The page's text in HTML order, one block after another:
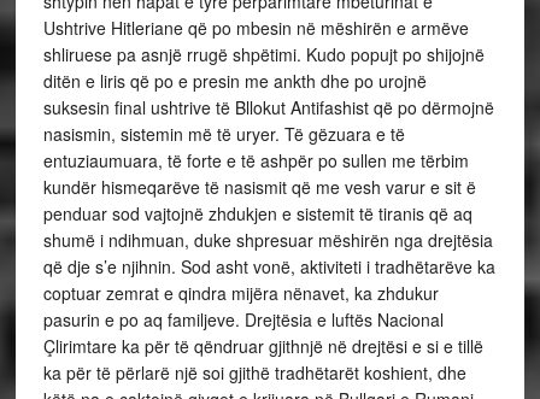
Ushtrive Hitleriane që po mbesin në mëshirën e armëve
shliruese pa asnjë rrugë shpëtimi. Kudo popujt po shijojnë
ditën e liris që po e presin me ankth dhe po urojnë
suksesin final ushtrive të Bllokut Antifashist që po dërmojnë
nasismin, sistemin më të uryer. Të gëzuara e të
entuziaumuara, të forte e të ashpër po sullen me tërbim
kundër hismeqarëve të nasismit që me vesh varur e sit ë
penduar sod vajtojnë zhdukjen e sistemit të tiranis që aq
shumë i ndihmuan, duke shpresuar mëshirën nga drejtësia
që dje s’e njihnin. Sod asht vonë, aktiviteti i tradhëtarëve ka
coptuar zemrat e qindra mijëra nënavet, ka zhdukur
pasurin e po aq familjeve. Drejtësia e luftës Nacional
Çlirimtare ka për të qëndruar gjithnjë në drejtësi e si e tillë
ka për të përlarë një soi gjithë tradhëtarët koshient, dhe